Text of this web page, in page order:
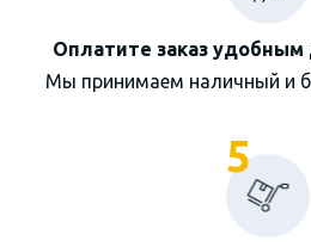
Оплатите заказ удобным
Мы принимаем наличный и
5